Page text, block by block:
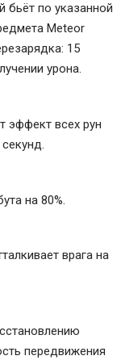
бьёт по указанной
Meteor
15
урона.
эффект всех рун
на 80%.
врага на
передвижения